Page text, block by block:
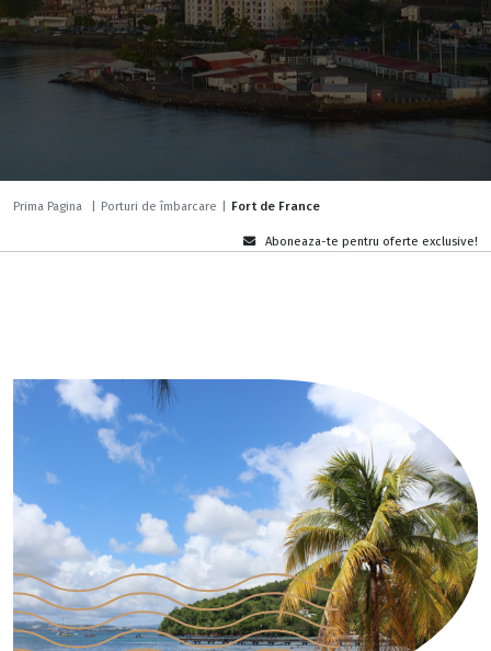
Prima Pagina Porturi de îmbarcare Fort de France
Aboneaza-te pentru oferte exclusive!